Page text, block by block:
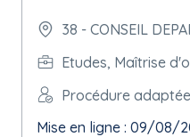
38 - CONSEIL
Etudes, Maîtrise
Procédure adaptée
Mise en ligne : 09/08/